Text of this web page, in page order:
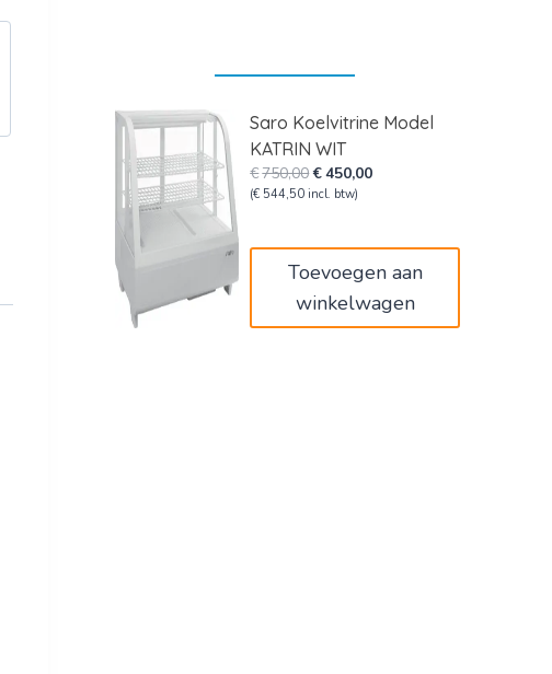
Saro Koelvitrine Model
KATRIN WIT
€750,00Oorspronkelijke
prijs
€450,00Huidige
(€ 544,50 incl. btw)
Toevoegen aan
winkelwagen